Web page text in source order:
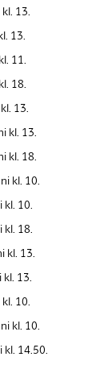
13.
13.
11.
18.
13.
kl. 13.
kl. 18.
kl. 10.
kl. 10.
kl. 18.
kl. 13.
13.
10.
kl. 10.
14.50.